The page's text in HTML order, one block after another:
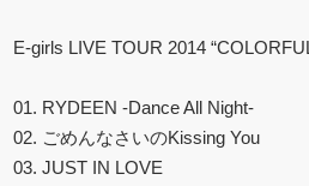
E-girls LIVE TOUR 2014
01. RYDEEN -Dance All Night-
02. ごめんなさいのKissing You
03. JUST IN LOVE